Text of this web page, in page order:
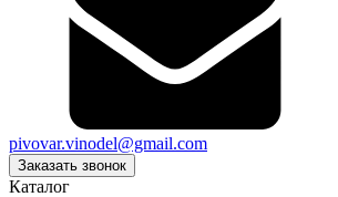
pivovar.vinodel@gmail.com
Заказать звонок
Каталог